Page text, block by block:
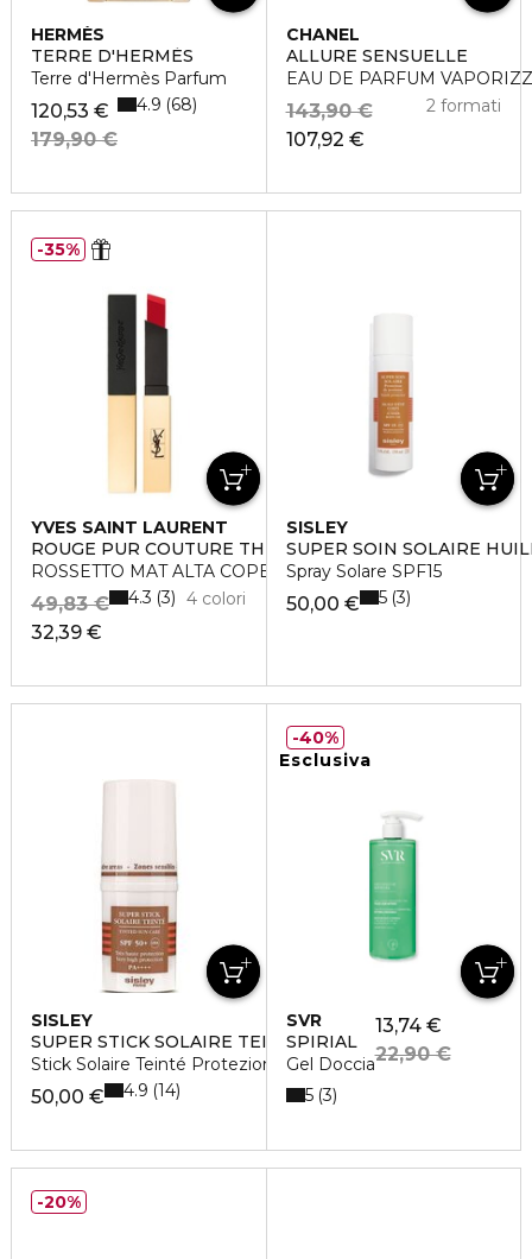
HERMÈS
TERRE D'HERMÈS
Terre d'Hermès Parfum
120,53 €
179,90 €
4.9 68
CHANEL
ALLURE SENSUELLE
EAU DE PARFUM
107,92 €
143,90 € 2 formati
YVES SAINT LAURENT
ROUGE PUR COUTURE THE SLIM
ROSSETTO MAT ALTA COPERTURA LUNGA TENUTA
32,39 €
49,83 € 4 colori
4.3 3
35%
SISLEY
SUPER SOIN SOLAIRE
Spray Solare SPF15
50,00 € 5 3
SISLEY
SUPER STICK SOLAIRE TEINTÉ SPF 50+
Stick Solaire Teinté Protezione Molto Alta
50,00 € 4.9 14
Esclusiva
SVR
SPIRIAL
Gel Doccia
13,74 €
22,90 €
5 3
40%
20%